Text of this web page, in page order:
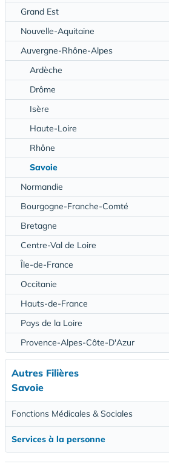
Grand Est
Nouvelle-Aquitaine
Auvergne-Rhône-Alpes
Ardèche
Drôme
Isère
Haute-Loire
Rhône
Savoie
Normandie
Bourgogne-Franche-Comté
Bretagne
Centre-Val de Loire
Île-de-France
Occitanie
Hauts-de-France
Pays de la Loire
Provence-Alpes-Côte-D'Azur
Autres Filières
Savoie
Fonctions Médicales & Sociales
Services à la personne